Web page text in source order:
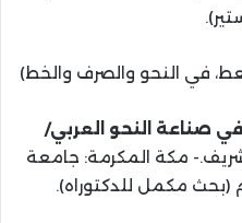
في النحو والصرف والخط)
في صناعة النحو العربي/
مكة المكرمة: جامعة